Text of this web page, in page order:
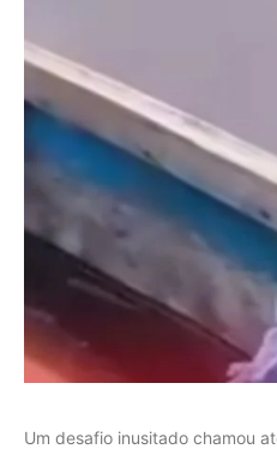
Um desafio inusitado chamou